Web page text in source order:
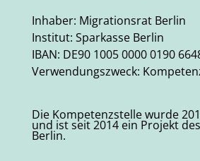
Inhaber: Migrationsrat Berlin
Institut: Sparkasse Berlin
IBAN: DE90 1005 0000 0190
Verwendungszweck:
Die Kompetenzstelle wurde
und ist seit 2014 ein Projekt
Berlin.